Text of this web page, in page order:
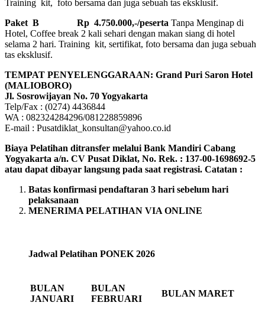
Training kit, foto bersama dan juga sebuah tas eksklusif.
Paket B
Rp 4.750.000,-/peserta Tanpa Menginap di
Hotel, Coffee break 2 kali sehari dengan makan siang di hotel
selama 2 hari. Training kit, sertifikat, foto bersama dan juga sebuah
tas eksklusif.
TEMPAT PENYELENGGARAAN: Grand Puri Saron Hotel
(MALIOBORO)
Jl. Sosrowijayan No. 70 Yogyakarta
Telp/Fax : (0274) 4436844
WA : 082324284296/081228859896
E-mail : Pusatdiklat_konsultan@yahoo.co.id
Biaya Pelatihan ditransfer melalui Bank Mandiri Cabang
Yogyakarta a/n. CV Pusat Diklat, No. Rek. : 137-00-1698692-5
atau dapat dibayar langsung pada saat registrasi. Catatan :
Batas konfirmasi pendaftaran 3 hari sebelum hari
pelaksanaan
MENERIMA PELATIHAN VIA ONLINE
Jadwal Pelatihan PONEK 2026
BULAN
JANUARI
BULAN
FEBRUARI
BULAN MARET